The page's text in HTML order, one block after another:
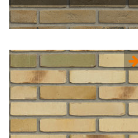
Type:
Flame
Formaat:
Waalformaat (WF)
210x100x50
Kleur:
Grijs